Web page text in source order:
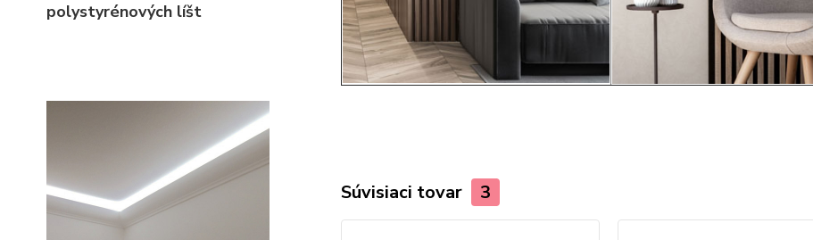
polystyrénových líšt
Súvisiaci tovar 3